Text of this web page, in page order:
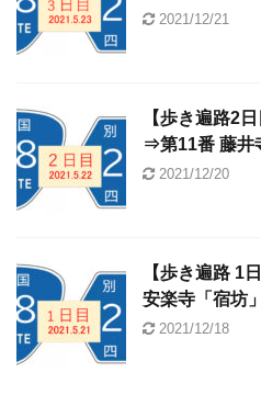
2021/12/21
【歩き遍路2
⇒第11番 藤井
2021/12/20
【歩き遍路 1
安楽寺「宿坊」
2021/12/18